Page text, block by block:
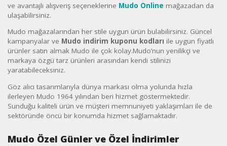
ve avantajlı alışveriş seçeneklerine Mudo Online mağazadan da
ulaşabilirsiniz.
Mudo mağazalarından her stile uygun ürün bulabilirsiniz. Güncel
kampanyalar ve Mudo indirim kuponu kodları ile uygun fiyatlı
ürünler satın almak Mudo ile çok kolay.Mudo’nun yenilikçi ve
markaya özgü tarz ürünleri arasından kendi stilinizi
yaratabileceksiniz.
Göz alıcı tasarımlarıyla dünya markası olma yolunda hızla
ilerleyen Mudo 1964 yılından beri hizmet göstermektedir.
Sunduğu kaliteli ürün ve müşteri memnuniyeti yaklaşımları ile de
sektöründe öncü bir konumda hizmet sağlamaktadır.
Mudo Özel Günler ve Özel İndirimler